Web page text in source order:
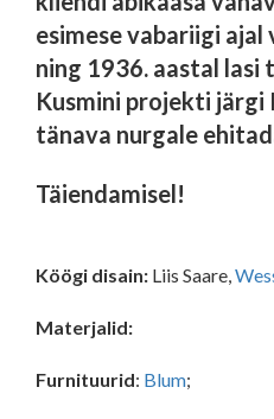
esimese vabariigi
ning 1936. aastal lasi
Kusmini projekti järgi
tänava nurgale
Täiendamisel!
Köögi disain: Liis Saare,
Materjalid:
Furnituurid: Blum;